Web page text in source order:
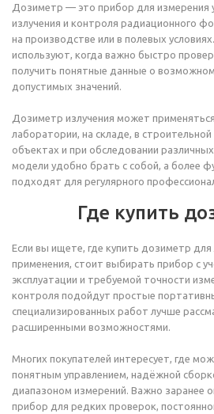
Дозиметр — это прибор для измерения
излучения и контроля радиационного
на производстве или в полевых
используют, когда важно быстро
получить понятные данные о
допустимых значений.
Дозиметр излучения может
лаборатории, на складе, в
объектах и при обследовании
модели удобно брать с собой, а более
подходят для регулярного
Где купить
Если вы ищете, где купить дозиметр для
применения, стоит выбирать прибор с
эксплуатации и требуемой точности
контроля подойдут простые
специализированных работ лучше
расширенными возможностями.
Многих покупателей интересует, где
понятным управлением, надёжной
диапазоном измерений. Важно заранее
прибор для редких проверок,